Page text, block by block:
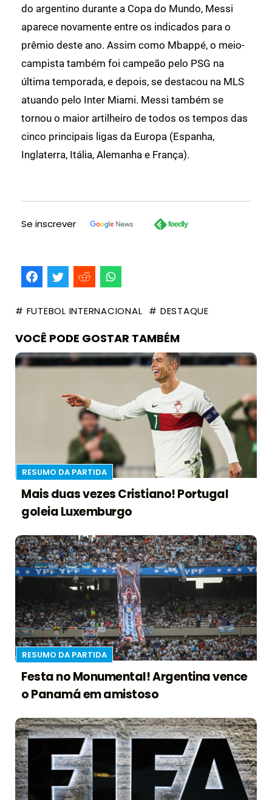
do argentino durante a Copa do Mundo, Messi
aparece novamente entre os indicados para o
prêmio deste ano. Assim como Mbappé, o meio-
campista também foi campeão pelo PSG na
última temporada, e depois, se destacou na MLS
atuando pelo Inter Miami. Messi também se
tornou o maior artilheiro de todos os tempos das
cinco principais ligas da Europa (Espanha,
Inglaterra, Itália, Alemanha e França).
Se inscrever
# FUTEBOL INTERNACIONAL # DESTAQUE
VOCÊ PODE GOSTAR TAMBÉM
RESUMO DA PARTIDA
Mais duas vezes Cristiano! Portugal
goleia Luxemburgo
RESUMO DA PARTIDA
Festa no Monumental! Argentina vence
o Panamá em amistoso